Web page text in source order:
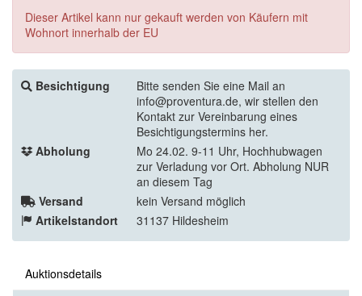
Dieser Artikel kann nur gekauft werden von Käufern mit
Wohnort innerhalb der EU
Besichtigung
Bitte senden Sie eine Mail an
info@proventura.de, wir stellen den
Kontakt zur Vereinbarung eines
Besichtigungstermins her.
Abholung
Mo 24.02. 9-11 Uhr, Hochhubwagen
zur Verladung vor Ort. Abholung NUR
an diesem Tag
Versand
kein Versand möglich
Artikelstandort
31137 Hildesheim
Auktionsdetails